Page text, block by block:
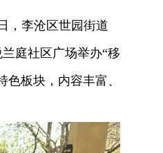
李沧区世园街道
庭社区广场举办“移
板块，内容丰富、